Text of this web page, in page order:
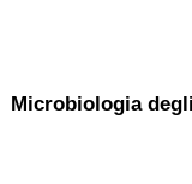
Microbiologia